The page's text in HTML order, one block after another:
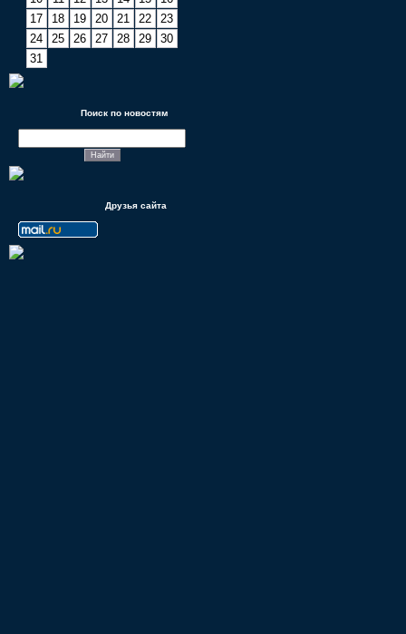
17
18 19 20 21 22
23
24
25 26 27 28 29
30
31
Поиск по новостям
Друзья сайта